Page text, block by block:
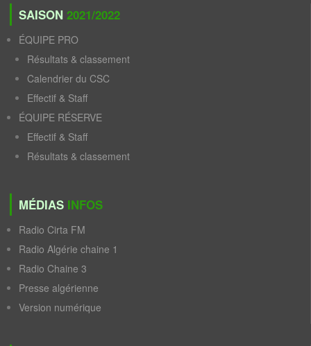
SAISON 2021/2022
ÉQUIPE PRO
Résultats & classement
Calendrier du CSC
Effectif & Staff
ÉQUIPE RÉSERVE
Effectif & Staff
Résultats & classement
MÉDIAS INFOS
Radio Cirta FM
Radio Algérie chaine 1
Radio Chaine 3
Presse algérienne
Version numérique